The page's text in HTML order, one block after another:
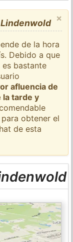
×
de la hora
Debido a que
es bastante
afluencia de
la tarde y
obtener el
de esta